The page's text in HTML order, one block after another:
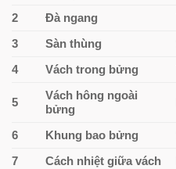
2 Đà ngang
3 Sàn thùng
4 Vách trong bửng
5
Vách hông ngoài
bửng
6 Khung bao bửng
7 Cách nhiệt giữa vách